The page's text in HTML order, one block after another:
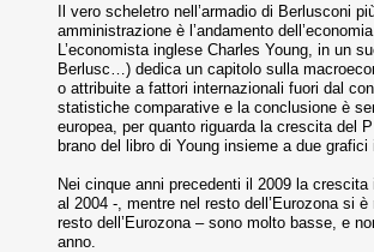
Il vero scheletro nell’armadio di Berlusconi
amministrazione è l’andamento
L’economista inglese Charles Young, in un
Berlusc…) dedica un capitolo sulla
o attribuite a fattori internazionali fuori dal
statistiche comparative e la conclusione è
europea, per quanto riguarda la crescita del
brano del libro di Young insieme a due
Nei cinque anni precedenti il 2009 la
al 2004 -, mentre nel resto dell’Eurozona si
resto dell’Eurozona – sono molto basse, e
anno.